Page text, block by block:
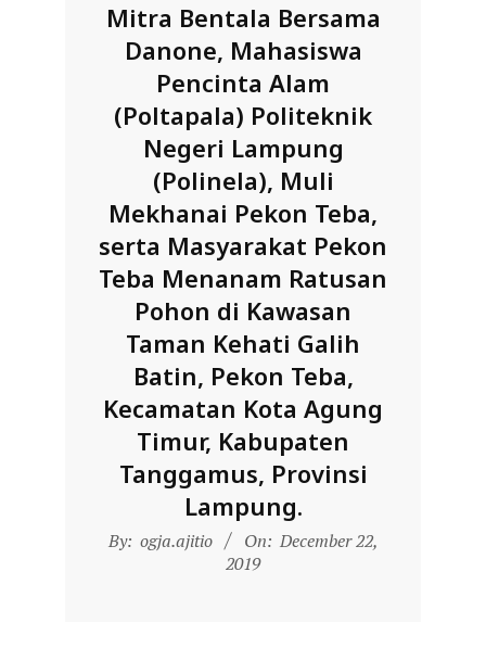
Mitra Bentala Bersama
Danone, Mahasiswa
Pencinta Alam
(Poltapala) Politeknik
Negeri Lampung
(Polinela), Muli
Mekhanai Pekon Teba,
serta Masyarakat Pekon
Teba Menanam Ratusan
Pohon di Kawasan
Taman Kehati Galih
Batin, Pekon Teba,
Kecamatan Kota Agung
Timur, Kabupaten
Tanggamus, Provinsi
Lampung.
2019-
By: ogja.ajitio On: December 22,
2019